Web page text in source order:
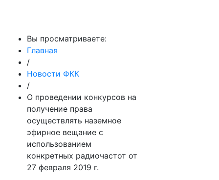
Вы просматриваете:
Главная
/
Новости ФКК
/
О проведении конкурсов на
получение права
осуществлять наземное
эфирное вещание с
использованием
конкретных радиочастот от
27 февраля 2019 г.